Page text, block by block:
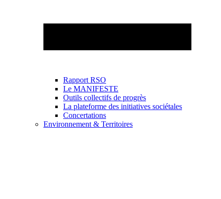
Rapport RSO
Le MANIFESTE
Outils collectifs de progrès
La plateforme des initiatives sociétales
Concertations
Environnement & Territoires